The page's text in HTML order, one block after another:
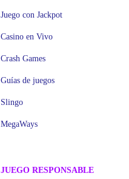
Juego con Jackpot
Casino en Vivo
Crash Games
Guías de juegos
Slingo
MegaWays
JUEGO RESPONSABLE